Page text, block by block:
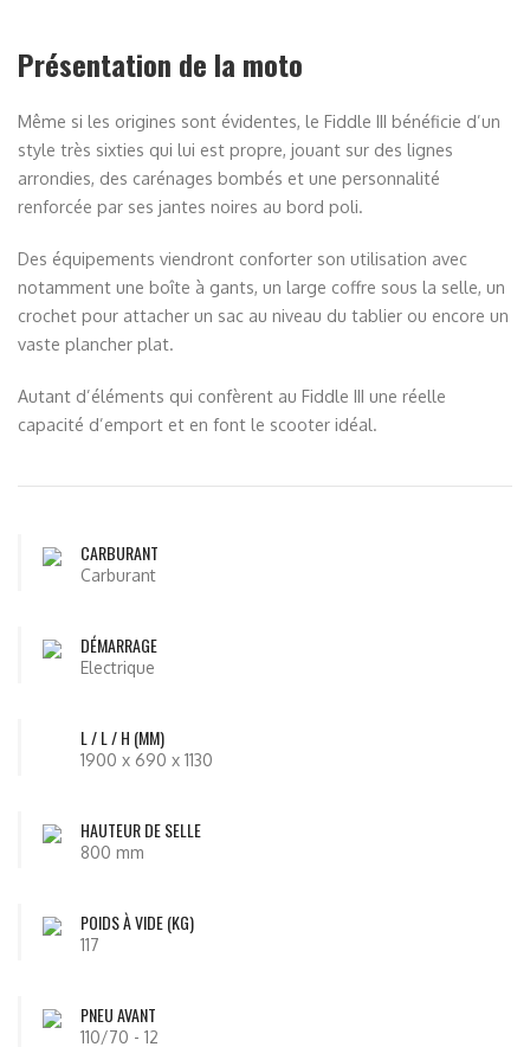
Présentation de la moto
Même si les origines sont évidentes, le Fiddle III bénéficie d’un
style très sixties qui lui est propre, jouant sur des lignes
arrondies, des carénages bombés et une personnalité
renforcée par ses jantes noires au bord poli.
Des équipements viendront conforter son utilisation avec
notamment une boîte à gants, un large coffre sous la selle, un
crochet pour attacher un sac au niveau du tablier ou encore un
vaste plancher plat.
Autant d’éléments qui confèrent au Fiddle III une réelle
capacité d’emport et en font le scooter idéal.
CARBURANT
Carburant
DÉMARRAGE
Electrique
L / L / H (MM)
1900 x 690 x 1130
HAUTEUR DE SELLE
800 mm
POIDS À VIDE (KG)
117
PNEU AVANT
110/70 - 12